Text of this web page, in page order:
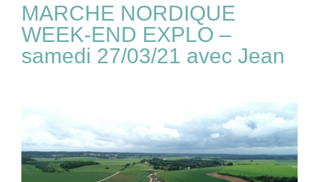
MARCHE NORDIQUE
WEEK-END EXPLO –
samedi 27/03/21 avec Jean